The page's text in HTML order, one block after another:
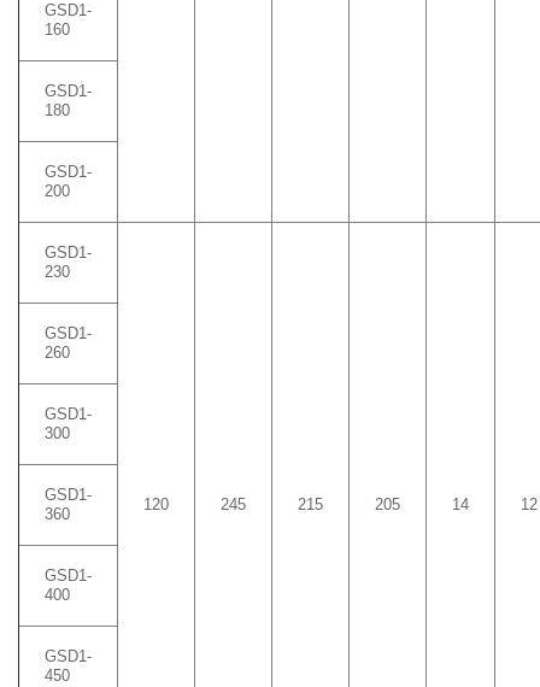
GSD1-
160
GSD1-
180
GSD1-
200
GSD1-
230
120 245 215 205 14 12
GSD1-
260
GSD1-
300
GSD1-
360
GSD1-
400
GSD1-
450